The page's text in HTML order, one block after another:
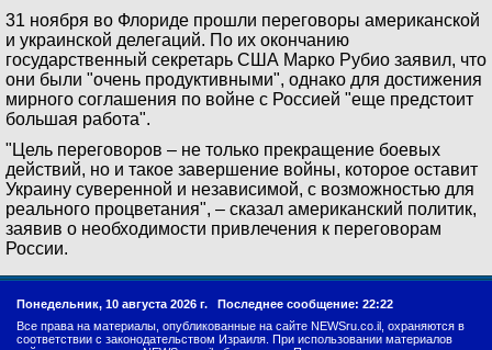
31 ноября во Флориде прошли переговоры американской
и украинской делегаций. По их окончанию
государственный секретарь США Марко Рубио заявил, что
они были "очень продуктивными", однако для достижения
мирного соглашения по войне с Россией "еще предстоит
большая работа".
"Цель переговоров – не только прекращение боевых
действий, но и такое завершение войны, которое оставит
Украину суверенной и независимой, с возможностью для
реального процветания", – сказал американский политик,
заявив о необходимости привлечения к переговорам
России.
Понедельник, 10 августа 2026 г. Последнее сообщение: 22:22
Все права на материалы, опубликованные на сайте NEWSru.co.il, охраняются в
соответствии с законодательством Израиля. При использовании материалов